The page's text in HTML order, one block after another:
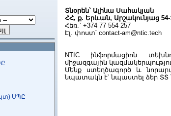
ՓԲԸ
ՍՊԸ
Տնօրեն` Ալինա Սահակյան
ՀՀ, ք. Երևան, Արշակունյաց 54-
Հեռ.` +374 77 554 257
Էլ. փոստ՝ contact-am@ntic.tech
NTIC ինֆորմացիոն
միջազգային
Մենք ստեղծագործ և
նպատակն է՝ նպաստել ձեր